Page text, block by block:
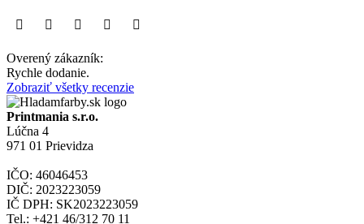
Overený zákazník:
Rychle dodanie.
Zobraziť všetky recenzie
Printmania s.r.o.
Lúčna 4
971 01 Prievidza
IČO: 46046453
DIČ: 2023223059
IČ DPH: SK2023223059
Tel.: +421 46/312 70 11